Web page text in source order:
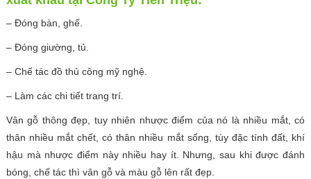
– Đóng bàn, ghế.
– Đóng giường, tủ.
– Chế tác đồ thủ công mỹ nghệ.
– Làm các chi tiết trang trí.
Vân gỗ thông đẹp, tuy nhiên nhược điểm của nó là nhiều mắt, có
thân nhiều mắt chết, có thân nhiều mắt sống, tùy đặc tính đất, khí
hậu mà nhược điểm này nhiều hay ít. Nhưng, sau khi được đánh
bóng, chế tác thì vân gỗ và màu gỗ lên rất đẹp.